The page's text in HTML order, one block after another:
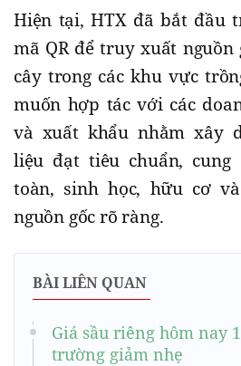
Hiện tại, HTX đã bắt đầu
mã QR để truy xuất
cây trong các khu vực
muốn hợp tác với các
và xuất khẩu nhằm xây
liệu đạt tiêu chuẩn, cung
toàn, sinh học, hữu cơ
nguồn gốc rõ ràng.
BÀI LIÊN QUAN
Giá sầu riêng hôm nay
trường giảm nhẹ